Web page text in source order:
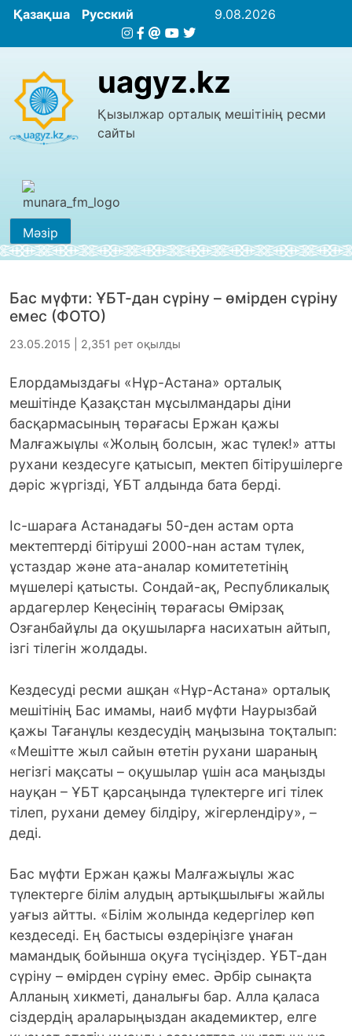
Қазақша Русский 9.08.2026
uagyz.kz
Қызылжар орталық мешітінің ресми
сайты
Мәзір
Бас мүфти: ҰБТ-дан сүріну – өмірден сүріну
емес (ФОТО)
23.05.2015 | 2,351 рет оқылды
Елордамыздағы «Нұр-Астана» орталық
мешітінде Қазақстан мұсылмандары діни
басқармасының төрағасы Ержан қажы
Малғажыұлы «Жолың болсын, жас түлек!» атты
рухани кездесуге қатысып, мектеп бітірушілерге
дәріс жүргізді, ҰБТ алдында бата берді.
Іс-шараға Астанадағы 50-ден астам орта
мектептерді бітіруші 2000-нан астам түлек,
ұстаздар және ата-аналар комитететінің
мүшелері қатысты. Сондай-ақ, Республикалық
ардагерлер Кеңесінің төрағасы Өмірзақ
Озғанбайұлы да оқушыларға насихатын айтып,
ізгі тілегін жолдады.
Кездесуді ресми ашқан «Нұр-Астана» орталық
мешітінің Бас имамы, наиб мүфти Наурызбай
қажы Тағанұлы кездесудің маңызына тоқталып:
«Мешітте жыл сайын өтетін рухани шараның
негізгі мақсаты – оқушылар үшін аса маңызды
науқан – ҰБТ қарсаңында түлектерге игі тілек
тілеп, рухани демеу білдіру, жігерлендіру», –
деді.
Бас мүфти Ержан қажы Малғажыұлы жас
түлектерге білім алудың артықшылығы жайлы
уағыз айтты. «Білім жолында кедергілер көп
кездеседі. Ең бастысы өздеріңізге ұнаған
мамандық бойынша оқуға түсіңіздер. ҰБТ-дан
сүріну – өмірден сүріну емес. Әрбір сынақта
Алланың хикметі, даналығы бар. Алла қаласа
сіздердің араларыңыздан академиктер, елге